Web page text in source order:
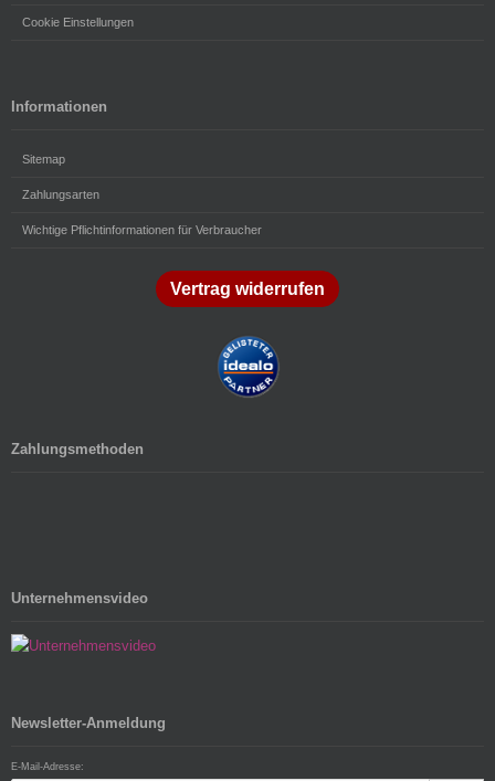
Cookie Einstellungen
Informationen
Sitemap
Zahlungsarten
Wichtige Pflichtinformationen für Verbraucher
Vertrag widerrufen
Zahlungsmethoden
Unternehmensvideo
Newsletter-Anmeldung
E-Mail-Adresse: